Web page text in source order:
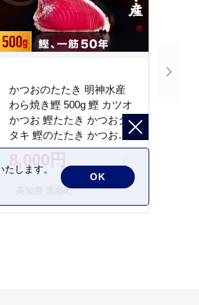
かつおのたたき 明神水産
わら焼き鰹 500g 鰹 カツオ
かつお 鰹たたき かつおタ
タキ 鰹のたたき かつおの
タタキ 藁焼き わら焼き 魚
さかな 海鮮 刺身 お刺身 冷
凍 ご家庭用 グルメ 特産品
フト 贈答品 人気 返礼品 ふ
8,000円
高知県 黒潮町
たします。
OK